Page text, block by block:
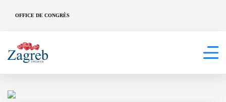
OFFICE DE CONGRÈS